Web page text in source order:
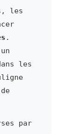
les
.
les
par